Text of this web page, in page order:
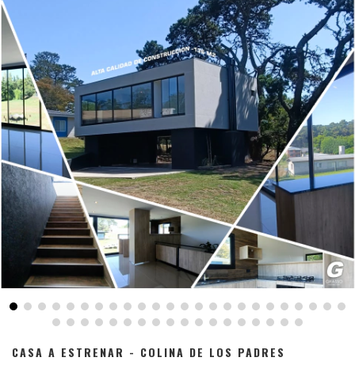
CASA A ESTRENAR - COLINA DE LOS PADRES